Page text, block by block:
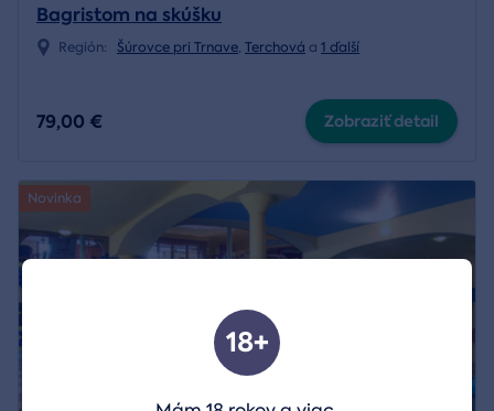
Bagristom na skúšku
Región: Šúrovce pri Trnave, Terchová a 1 ďalší
79,00 € Zobraziť detail
Novinka
18+